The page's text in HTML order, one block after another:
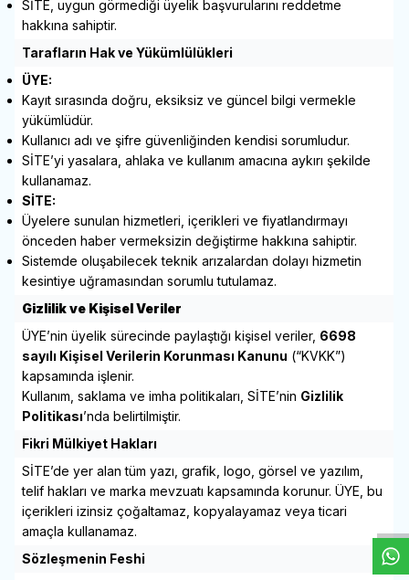
SİTE, uygun görmediği üyelik başvurularını reddetme
hakkına sahiptir.
Tarafların Hak ve Yükümlülükleri
ÜYE:
Kayıt sırasında doğru, eksiksiz ve güncel bilgi vermekle
yükümlüdür.
Kullanıcı adı ve şifre güvenliğinden kendisi sorumludur.
SİTE’yi yasalara, ahlaka ve kullanım amacına aykırı şekilde
kullanamaz.
SİTE:
Üyelere sunulan hizmetleri, içerikleri ve fiyatlandırmayı
önceden haber vermeksizin değiştirme hakkına sahiptir.
Sistemde oluşabilecek teknik arızalardan dolayı hizmetin
kesintiye uğramasından sorumlu tutulamaz.
Gizlilik ve Kişisel Veriler
ÜYE’nin üyelik sürecinde paylaştığı kişisel veriler, 6698
sayılı Kişisel Verilerin Korunması Kanunu (“KVKK”)
kapsamında işlenir.
Kullanım, saklama ve imha politikaları, SİTE’nin Gizlilik
Politikası’nda belirtilmiştir.
Fikri Mülkiyet Hakları
SİTE’de yer alan tüm yazı, grafik, logo, görsel ve yazılım,
telif hakları ve marka mevzuatı kapsamında korunur. ÜYE, bu
içerikleri izinsiz çoğaltamaz, kopyalayamaz veya ticari
amaçla kullanamaz.
Sözleşmenin Feshi